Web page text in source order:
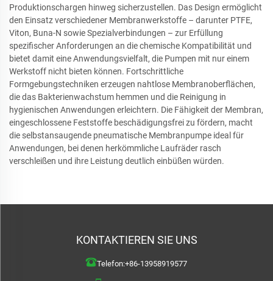
Produktionschargen hinweg sicherzustellen. Das Design ermöglicht
den Einsatz verschiedener Membranwerkstoffe – darunter PTFE,
Viton, Buna-N sowie Spezialverbindungen – zur Erfüllung
spezifischer Anforderungen an die chemische Kompatibilität und
bietet damit eine Anwendungsvielfalt, die Pumpen mit nur einem
Werkstoff nicht bieten können. Fortschrittliche
Formgebungstechniken erzeugen nahtlose Membranoberflächen,
die das Bakterienwachstum hemmen und die Reinigung in
hygienischen Anwendungen erleichtern. Die Fähigkeit der Membran,
eingeschlossene Feststoffe beschädigungsfrei zu fördern, macht
die selbstansaugende pneumatische Membranpumpe ideal für
Anwendungen, bei denen herkömmliche Laufräder rasch
verschleißen und ihre Leistung deutlich einbüßen würden.
KONTAKTIEREN SIE UNS
Telefon:+86-13958919577